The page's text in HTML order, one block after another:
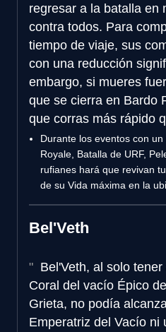
regresar a la batalla en
contra todos. Para
tiempo de viaje, sus
con una reducción
embargo, si mueres
que se cierra en Bardo
que corras más rápido
Durante los eventos con
Royale, Batalla de URF,
rufianes hará que revivan
de su Vida máxima en la
Bel'Veth
Bel'Veth, al solo
Coral del vacío Épico
Grieta, no podía
Emperatriz del Vacío ni